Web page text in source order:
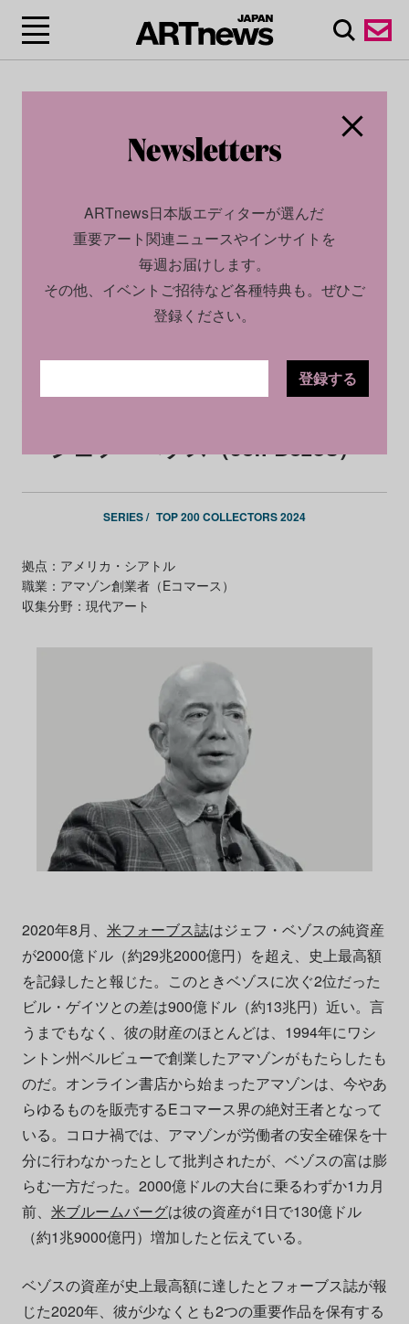
2024.11.26
ジェフ・ベゾス（Jeff Bezos）
SERIES / TOP 200 COLLECTORS 2024
拠点：アメリカ・シアトル
職業：アマゾン創業者（Eコマース）
収集分野：現代アート
2020年8月、 米フォーブス誌はジェフ・ベゾスの純資産
が2000億ドル（約29兆2000億円）を超え、史上最高額
を記録したと報じた。このときベゾスに次ぐ2位だった
ビル・ゲイツとの差は900億ドル（約13兆円）近い。言
うまでもなく、彼の財産のほとんどは、1994年にワシ
ントン州ベルビューで創業したアマゾンがもたらしたも
のだ。オンライン書店から始まったアマゾンは、今やあ
らゆるものを販売するEコマース界の絶対王者となって
いる。コロナ禍では、アマゾンが労働者の安全確保を十
分に行わなかったとして批判されたが、ベゾスの富は膨
らむ一方だった。2000億ドルの大台に乗るわずか1カ月
前、 米ブルームバーグは彼の資産が1日で130億ドル
（約1兆9000億円）増加したと伝えている。
ベゾスの資産が史上最高額に達したとフォーブス誌が報
じた2020年、彼が少なくとも2つの重要作品を保有する
ARTnews日本版エディターが選んだ
重要アート関連ニュースやインサイトを
毎週お届けします。
その他、イベントご招待など各種特典も。ぜひご
登録ください。
登録する